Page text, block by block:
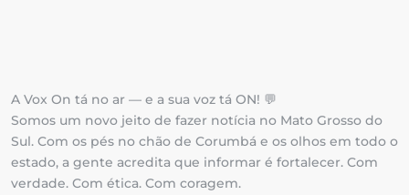
A Vox On tá no ar — e a sua voz tá ON! 💬
Somos um novo jeito de fazer notícia no Mato Grosso do
Sul. Com os pés no chão de Corumbá e os olhos em todo o
estado, a gente acredita que informar é fortalecer. Com
verdade. Com ética. Com coragem.